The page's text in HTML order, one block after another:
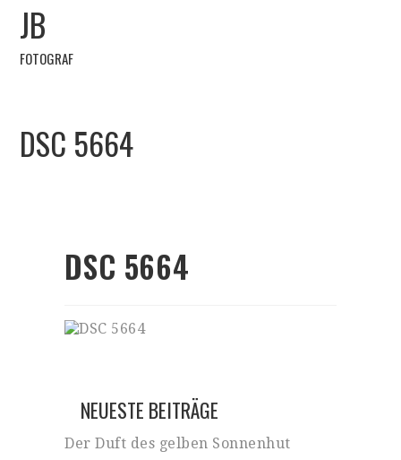
JB
FOTOGRAF
DSC 5664
DSC 5664
NEUESTE BEITRÄGE
Der Duft des gelben Sonnenhut